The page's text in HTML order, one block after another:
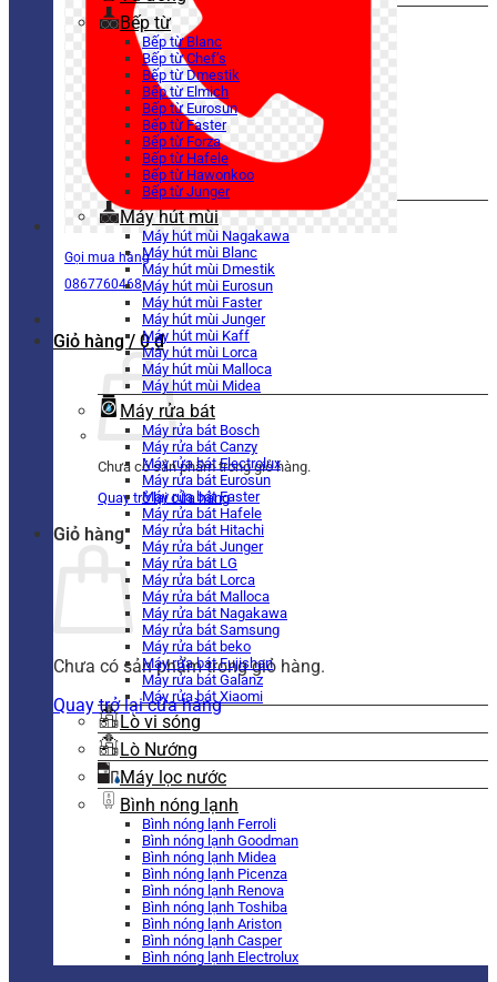
Gọi mua hàng
0867760468
Giỏ hàng / 0₫
Chưa có sản phẩm trong giỏ hàng.
Quay trở lại cửa hàng
Giỏ hàng
Chưa có sản phẩm trong giỏ hàng.
Quay trở lại cửa hàng
Bếp từ
Bếp từ Blanc
Bếp từ Chef’s
Bếp từ Dmestik
Bếp từ Elmich
Bếp từ Eurosun
Bếp từ Faster
Bếp từ Forza
Bếp từ Hafele
Bếp từ Hawonkoo
Bếp từ Junger
Máy hút mùi
Máy hút mùi Nagakawa
Máy hút mùi Blanc
Máy hút mùi Dmestik
Máy hút mùi Eurosun
Máy hút mùi Faster
Máy hút mùi Junger
Máy hút mùi Kaff
Máy hút mùi Lorca
Máy hút mùi Malloca
Máy hút mùi Midea
Máy rửa bát
Máy rửa bát Bosch
Máy rửa bát Canzy
Máy rửa bát Electrolux
Máy rửa bát Eurosun
Máy rửa bát Faster
Máy rửa bát Hafele
Máy rửa bát Hitachi
Máy rửa bát Junger
Máy rửa bát LG
Máy rửa bát Lorca
Máy rửa bát Malloca
Máy rửa bát Nagakawa
Máy rửa bát Samsung
Máy rửa bát beko
Máy rửa bát Fujishan
Máy rửa bát Galanz
Máy rửa bát Xiaomi
Lò vi sóng
Lò Nướng
Máy lọc nước
Bình nóng lạnh
Bình nóng lạnh Ferroli
Bình nóng lạnh Goodman
Bình nóng lạnh Midea
Bình nóng lạnh Picenza
Bình nóng lạnh Renova
Bình nóng lạnh Toshiba
Bình nóng lạnh Ariston
Bình nóng lạnh Casper
Bình nóng lạnh Electrolux